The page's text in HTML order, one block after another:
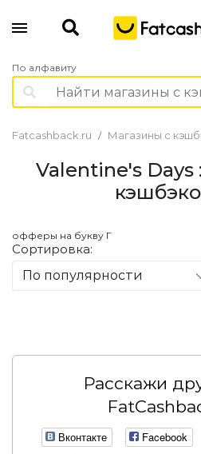
По алфавиту
Fatcashback.ru Магазины с
Valentine's Days
офферы на букву Г
Сортировка:
По популярности
Расскажи
Вконтакте Facebook